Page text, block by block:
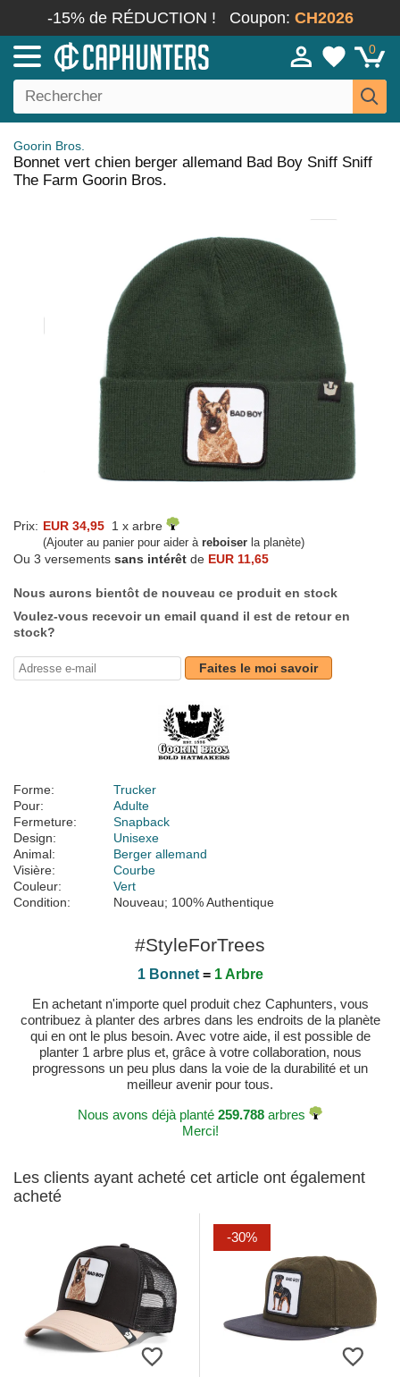
-15% de RÉDUCTION ! Coupon: CH2026
0
Goorin Bros.
Bonnet vert chien berger allemand Bad Boy Sniff Sniff
The Farm Goorin Bros.
Prix: EUR 34,95 1 x arbre
(Ajouter au panier pour aider à reboiser la planète)
Ou 3 versements sans intérêt de EUR 11,65
Nous aurons bientôt de nouveau ce produit en stock
Voulez-vous recevoir un email quand il est de retour en
stock?
Faites le moi savoir
Forme:
Trucker
Pour:
Adulte
Fermeture:
Snapback
Design:
Unisexe
Animal:
Berger allemand
Visière:
Courbe
Couleur:
Vert
Condition:
Nouveau; 100% Authentique
#StyleForTrees
1 Bonnet= 1 Arbre
En achetant n'importe quel produit chez Caphunters, vous
contribuez à planter des arbres dans les endroits de la planète
qui en ont le plus besoin. Avec votre aide, il est possible de
planter 1 arbre plus et, grâce à votre collaboration, nous
progressons un peu plus dans la voie de la durabilité et un
meilleur avenir pour tous.
Nous avons déjà planté 259.788 arbres
Merci!
Les clients ayant acheté cet article ont également
acheté
-30%